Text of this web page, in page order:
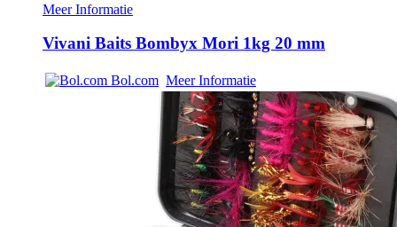
Meer Informatie
Vivani Baits Bombyx Mori 1kg 20 mm
Bol.com Meer Informatie